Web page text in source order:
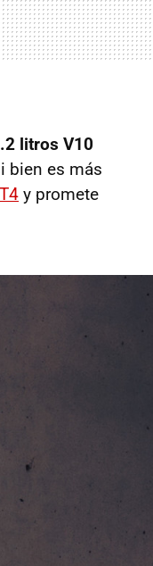
litros V10
bien es más
y promete